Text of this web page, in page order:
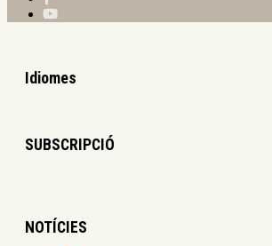
Idiomes
SUBSCRIPCIÓ
NOTÍCIES